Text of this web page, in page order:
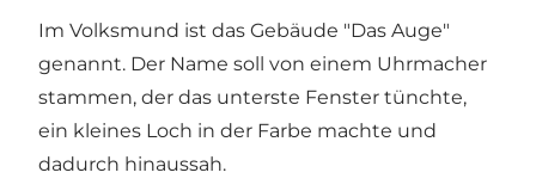
Im Volksmund ist das Gebäude "Das Auge"
genannt. Der Name soll von einem Uhrmacher
stammen, der das unterste Fenster tünchte,
ein kleines Loch in der Farbe machte und
dadurch hinaussah.